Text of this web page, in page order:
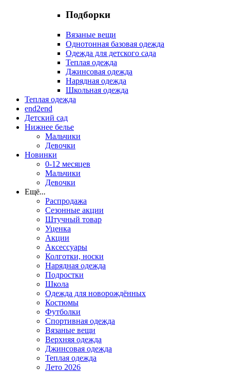
Подборки
Вязаные вещи
Однотонная базовая одежда
Одежда для детского сада
Теплая одежда
Джинсовая одежда
Нарядная одежда
Школьная одежда
Теплая одежда
end2end
Детский сад
Нижнее белье
Мальчики
Девочки
Новинки
0-12 месяцев
Мальчики
Девочки
Ещё...
Распродажа
Сезонные акции
Штучный товар
Уценка
Акции
Аксессуары
Колготки, носки
Нарядная одежда
Подростки
Школа
Одежда для новорождённых
Костюмы
Футболки
Спортивная одежда
Вязаные вещи
Верхняя одежда
Джинсовая одежда
Теплая одежда
Лето 2026